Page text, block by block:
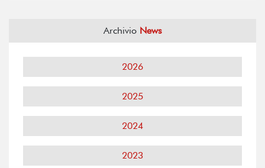
Archivio News
2026
2025
2024
2023